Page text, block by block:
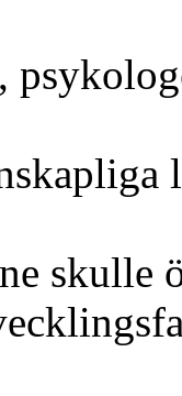
skulle